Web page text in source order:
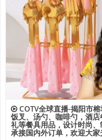
COTV全球直播-揭阳市
饭叉、汤勺、咖啡勺，酒
礼等餐具用品，设计时尚
承接国内外订单，欢迎大家